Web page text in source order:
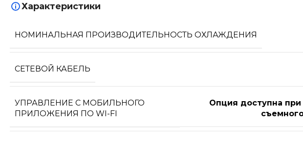
Характеристики
НОМИНАЛЬНАЯ ПРОИЗВОДИТЕЛЬНОСТЬ ОХЛАЖДЕНИЯ
СЕТЕВОЙ КАБЕЛЬ
УПРАВЛЕНИЕ C МОБИЛЬНОГО
ПРИЛОЖЕНИЯ ПО WI-FI
Опция доступна